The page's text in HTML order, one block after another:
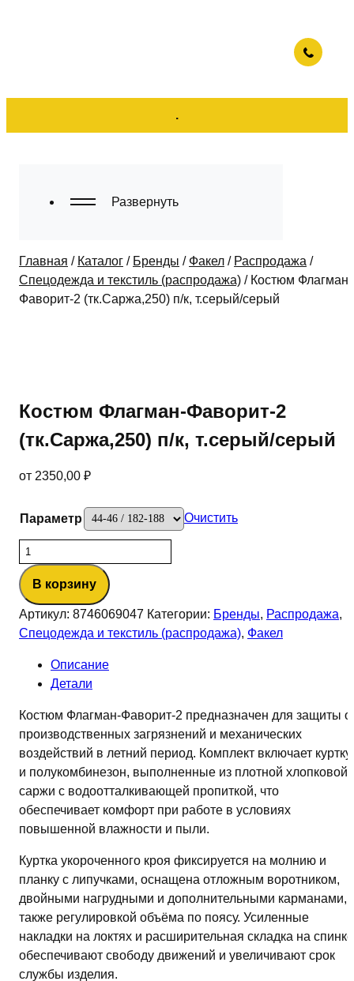
.
Главная / Каталог / Бренды / Факел / Распродажа /
Спецодежда и текстиль (распродажа) / Костюм Флагман-
Фаворит-2 (тк.Саржа,250) п/к, т.серый/серый
Костюм Флагман-Фаворит-2
(тк.Саржа,250) п/к, т.серый/серый
от 2350,00 ₽
Параметр Очистить
Количество
товара
Костюм
Флагман-
Фаворит-2
(тк.Саржа,250)
серый
В корзину
Артикул: 8746069047 Категории: Бренды, Распродажа,
Спецодежда и текстиль (распродажа), Факел
Описание
Детали
Костюм Флагман-Фаворит-2 предназначен для защиты
производственных загрязнений и механических
воздействий в летний период. Комплект включает куртку
и полукомбинезон, выполненные из плотной хлопковой
саржи с водоотталкивающей пропиткой, что
обеспечивает комфорт при работе в условиях
повышенной влажности и пыли.
Куртка укороченного кроя фиксируется на молнию и
планку с липучками, оснащена отложным воротником,
двойными нагрудными и дополнительными карманами,
также регулировкой объёма по поясу. Усиленные
накладки на локтях и расширительная складка на спинке
обеспечивают свободу движений и увеличивают срок
службы изделия.
Развернуть